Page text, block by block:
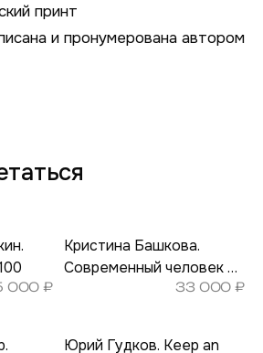
принт
и пронумерована автором
000₽
Кристина Башкова.
Современный человек в
поисках огня IV. 30×45
33 000₽
Юрий Гудков. Keep an